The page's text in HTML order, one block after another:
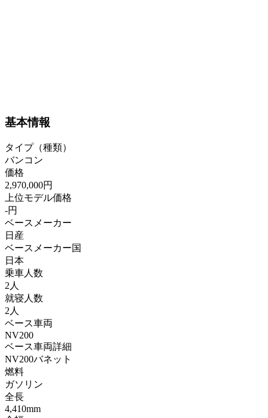
基本情報
タイプ（種類）
バンコン
価格
2,970,000円
上位モデル価格
-円
ベースメーカー
日産
ベースメーカー国
日本
乗車人数
2人
就寝人数
2人
ベース車両
NV200
ベース車両詳細
NV200バネット
燃料
ガソリン
全長
4,410mm